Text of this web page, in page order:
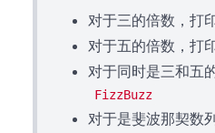
对于三的倍数，打
对于五的倍数，打
对于同时是三和五
FizzBuzz
对于是斐波那契数